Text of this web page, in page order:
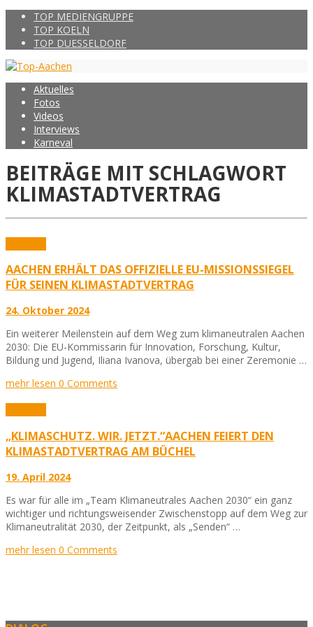
TOP MEDIENGRUPPE
TOP KOELN
TOP DUESSELDORF
Aktuelles
Fotos
Videos
Interviews
Karneval
BEITRÄGE MIT SCHLAGWORT
KLIMASTADTVERTRAG
AACHEN ERHÄLT DAS OFFIZIELLE EU-MISSIONSSIEGEL
FÜR SEINEN KLIMASTADTVERTRAG
24. Oktober 2024
Ein weiterer Meilenstein auf dem Weg zum klimaneutralen Aachen
2030: Die EU-Kommissarin für Innovation, Forschung, Kultur,
Bildung und Jugend, Iliana Ivanova, übergab bei einer Zeremonie …
mehr lesen 0 Comments
„KLIMASCHUTZ. WIR. JETZT.“AACHEN FEIERT DEN
KLIMASTADTVERTRAG AM BÜCHEL
19. April 2024
Es war für alle im „Team Klimaneutrales Aachen 2030“ ein ganz
wichtiger und richtungsweisender Zwischenstopp auf dem Weg zur
Klimaneutralität 2030, der Zeitpunkt, als „Senden“ …
mehr lesen 0 Comments